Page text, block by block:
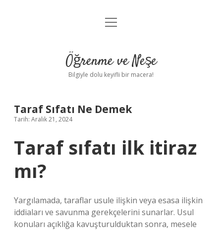
Anasayfa
Yasal Uyarı
menüyü
Öğrenme ve Neşe
Bilgiyle dolu keyifli bir macera!
Taraf Sıfatı Ne Demek
Tarih: Aralık 21, 2024
Taraf sıfatı ilk itiraz
mı?
Yargılamada, taraflar usule ilişkin veya esasa ilişkin
iddiaları ve savunma gerekçelerini sunarlar. Usul
konuları açıklığa kavuşturulduktan sonra, mesele